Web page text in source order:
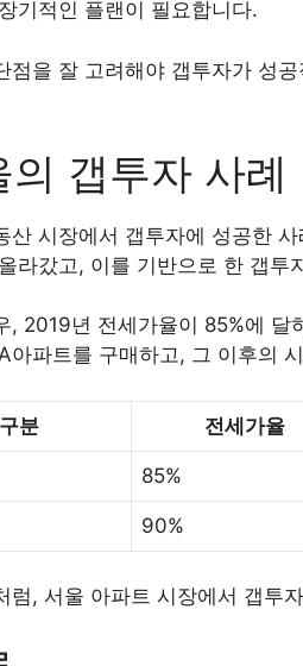
기적인 플랜이 필요합니다.
점을 잘 고려해야 갭투자가 성
의 갭투자 사례
산 시장에서 갭투자에 성공한
라갔고, 이를 기반으로 한 갭투
, 2019년 전세가율이 85%에 달
아파트를 구매하고, 그 이후의
구분 전세가율
85%
90%
럼, 서울 아파트 시장에서 갭투